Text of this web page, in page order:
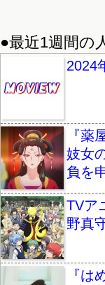
●最近1週間の
2024
『薬
妓女
負を
TVア
野真
『は